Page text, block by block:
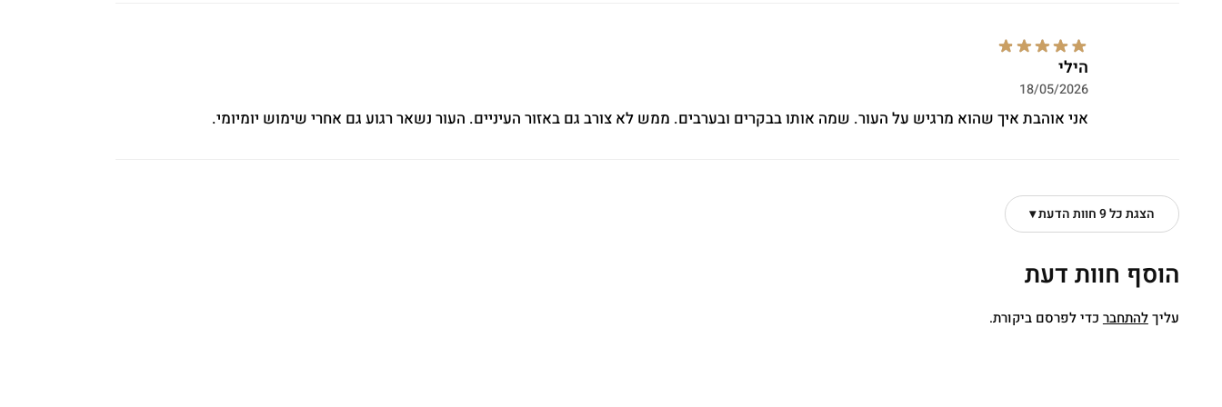
הילי
18/05/2026
אני אוהבת איך שהוא מרגיש על העור. שמה אותו בבקרים ובערבים. ממש לא צורב גם באזור העיניים. העור נשאר רגוע גם אחרי שימוש יומיומי.
הצגת כל 9 חוות הדעת ▾
הוסף חוות דעת
עליךלהתחברכדי לפרסם ביקורת.